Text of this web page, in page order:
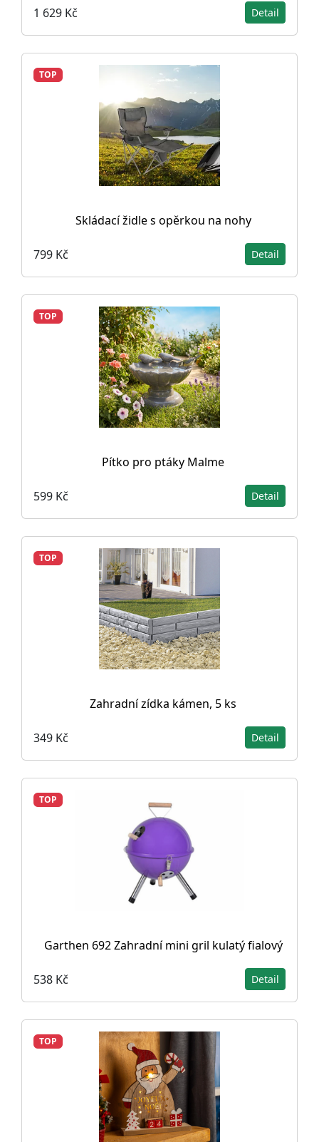
1 629 Kč Detail
TOP
Skládací židle s opěrkou na nohy
799 Kč Detail
TOP
Pítko pro ptáky Malme
599 Kč Detail
TOP
Zahradní zídka kámen, 5 ks
349 Kč Detail
TOP
Garthen 692 Zahradní mini gril kulatý fialový
538 Kč Detail
TOP